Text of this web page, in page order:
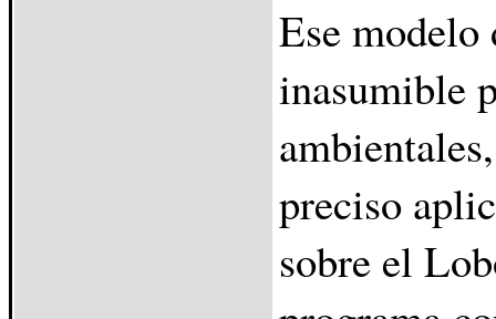
Ese modelo
inasumible
preciso
sobre el